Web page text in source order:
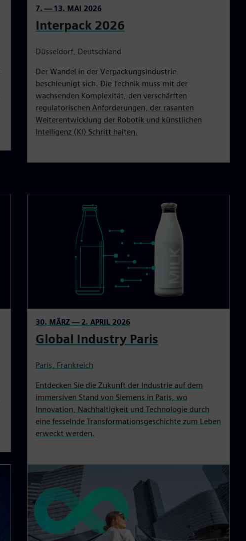
7. — 13. MAI 2026
Interpack 2026
Düsseldorf, Deutschland
Der Wandel in der Verpackungsindustrie
beschleunigt sich. Die Technik muss mit der
wachsenden Komplexität, den verschärften
regulatorischen Anforderungen, der rasanten
Weiterentwicklung der Robotik und künstlichen
Intelligenz (KI) Schritt halten.
30. MÄRZ — 2. APRIL 2026
Global Industry Paris
Paris, Frankreich
Entdecken Sie die Zukunft der Industrie auf dem
immersiven Stand von Siemens in Paris, wo
Innovation, Nachhaltigkeit und Technologie durch
eine fesselnde Transformationsgeschichte zum Leben
erweckt werden.